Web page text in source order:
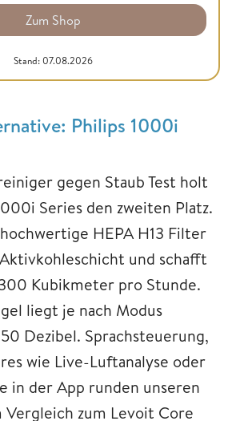
Zum Shop
Stand: 07.08.2026
Philips 1000i
gegen Staub Test holt
Series den zweiten Platz.
HEPA H13 Filter
und schafft
Kubikmeter pro Stunde.
liegt je nach Modus
Dezibel. Sprachsteuerung,
wie Live-Luftanalyse oder
in der App runden unseren
Vergleich zum Levoit Core